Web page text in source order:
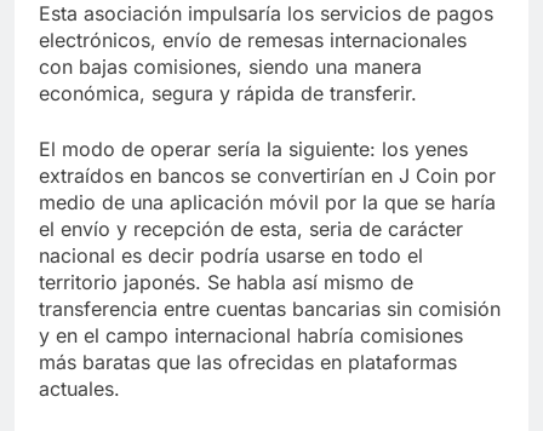
Esta asociación impulsaría los servicios de pagos
electrónicos, envío de remesas internacionales
con bajas comisiones, siendo una manera
económica, segura y rápida de transferir.
El modo de operar sería la siguiente: los yenes
extraídos en bancos se convertirían en J Coin por
medio de una aplicación móvil por la que se haría
el envío y recepción de esta, seria de carácter
nacional es decir podría usarse en todo el
territorio japonés. Se habla así mismo de
transferencia entre cuentas bancarias sin comisión
y en el campo internacional habría comisiones
más baratas que las ofrecidas en plataformas
actuales.